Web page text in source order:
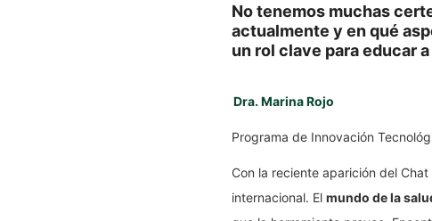
No tenemos muchas
actualmente y en qué
un rol clave para educar
Dra. Marina Rojo
Programa de Innovación
Con la reciente aparición del
internacional. El mundo de la